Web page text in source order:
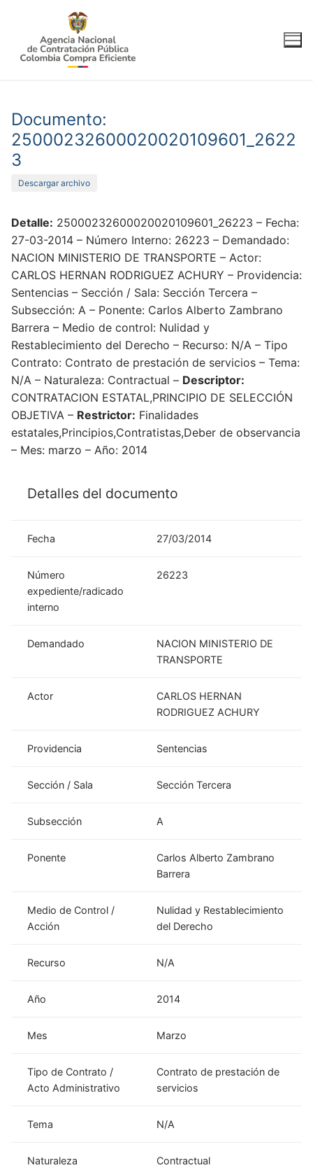
contenido
Documento:
25000232600020020109601_2622
3
Descargar archivo
Detalle: 25000232600020020109601_26223 – Fecha:
27-03-2014 – Número Interno: 26223 – Demandado:
NACION MINISTERIO DE TRANSPORTE – Actor:
CARLOS HERNAN RODRIGUEZ ACHURY – Providencia:
Sentencias – Sección / Sala: Sección Tercera –
Subsección: A – Ponente: Carlos Alberto Zambrano
Barrera – Medio de control: Nulidad y
Restablecimiento del Derecho – Recurso: N/A – Tipo
Contrato: Contrato de prestación de servicios – Tema:
N/A – Naturaleza: Contractual – Descriptor:
CONTRATACION ESTATAL,PRINCIPIO DE SELECCIÓN
OBJETIVA – Restrictor: Finalidades
estatales,Principios,Contratistas,Deber de observancia
– Mes: marzo – Año: 2014
Detalles del documento
Fecha 27/03/2014
Número
expediente/radicado
interno
26223
Demandado
NACION MINISTERIO DE
TRANSPORTE
Actor
CARLOS HERNAN
RODRIGUEZ ACHURY
Providencia Sentencias
Sección / Sala Sección Tercera
Subsección A
Ponente
Carlos Alberto Zambrano
Barrera
Medio de Control /
Acción
Nulidad y Restablecimiento
del Derecho
Recurso N/A
Año 2014
Mes Marzo
Tipo de Contrato /
Acto Administrativo
Contrato de prestación de
servicios
Tema N/A
Naturaleza Contractual